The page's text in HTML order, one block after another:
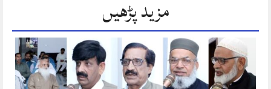
مزید پڑھیں